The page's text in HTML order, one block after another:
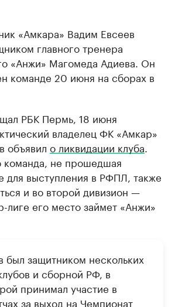
«Амкара» Вадим Евсеев
главного тренера
«Анжи» Магомеда Адиева. Он
команде 20 июня на сборах в
РБК Пермь, 18 июня
владелец ФК «Амкар»
объявил о ликвидации клуба
команда, не прошедшая
для выступления в РФПЛ, также
и во второй дивизион —
его место займет «Анжи»
был защитником нескольких
и сборной РФ, в
принимал участие в
за выход на Чемпионат